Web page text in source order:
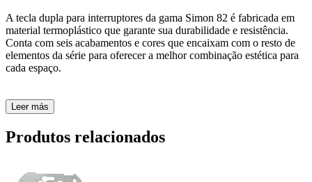
A tecla dupla para interruptores da gama Simon 82 é fabricada em
material termoplástico que garante sua durabilidade e resistência.
Conta com seis acabamentos e cores que encaixam com o resto de
elementos da série para oferecer a melhor combinação estética para
cada espaço.
Leer más
Produtos relacionados